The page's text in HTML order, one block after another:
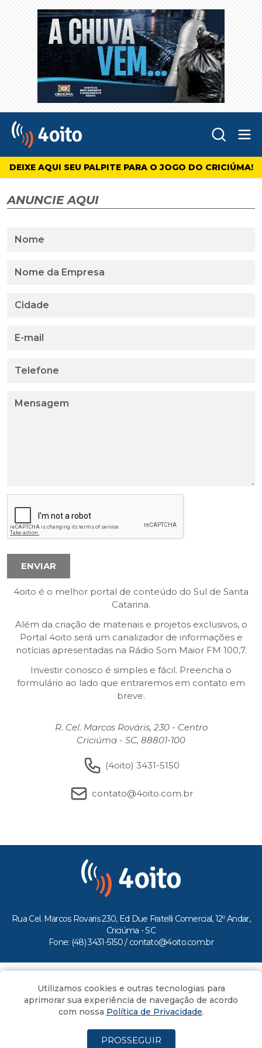
4oito
DEIXE AQUI SEU PALPITE PARA O JOGO DO CRICIÚMA!
ANUNCIE AQUI
4oito é o melhor portal de conteúdo do Sul de Santa
Catarina.
Além da criação de materiais e projetos exclusivos, o
Portal 4oito será um canalizador de informações e
notícias apresentadas na Rádio Som Maior FM 100,7.
Investir conosco é simples e fácil. Preencha o
formulário ao lado que entraremos em contato em
breve.
R. Cel. Marcos Rováris, 230 - Centro
Criciúma - SC, 88801-100
(4oito) 3431-5150
contato@4oito.com.br
Rua Cel. Marcos Rovaris 230, Ed Due Fratelli Comercial, 12º Andar,
Criciúma - SC
Fone: (48) 3431-5150 / contato@4oito.com.br
Todos os direitos reservados ao Portal 4oito
Utilizamos cookies e outras tecnologias para
aprimorar sua experiência de navegação de acordo
com nossa Política de Privacidade.
PROSSEGUIR